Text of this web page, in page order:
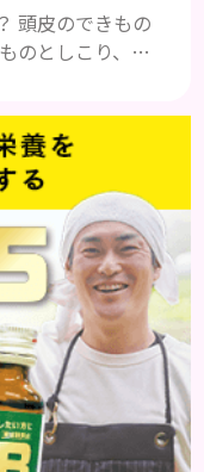
頭皮のできもの
のとしこり、と
も違います。まず
種類のできも
ょう。 水疱 ご
すが、すいほ
下にできるもので